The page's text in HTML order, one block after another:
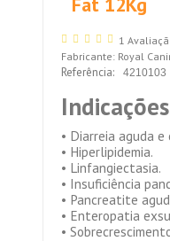
1
Fabricante: Royal
Referência: 4210103
Indicações
• Diarreia aguda e
• Hiperlipidemia.
• Linfangiectasia.
• Insuficiência
• Pancreatite
• Enteropatia
•